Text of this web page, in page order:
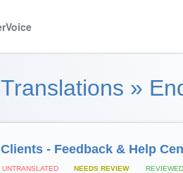
Translations »
Clients - Feedback & Help
UNTRANSLATED NEEDS REVIEW REVIEWED